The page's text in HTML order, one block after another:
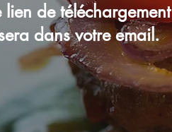
lien de téléchargement
dans votre email.